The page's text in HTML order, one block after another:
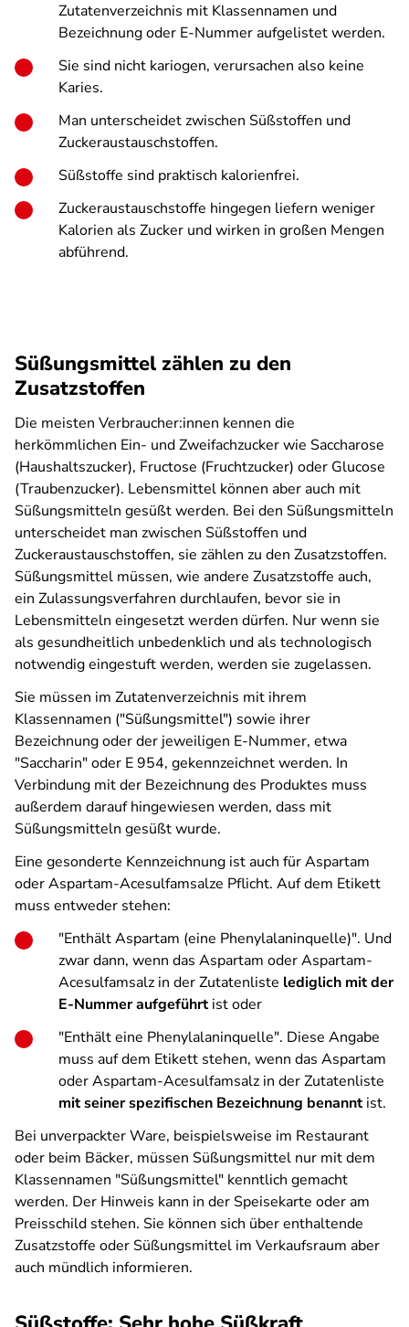
Zutatenverzeichnis mit Klassennamen und
Bezeichnung oder E-Nummer aufgelistet werden.
Sie sind nicht kariogen, verursachen also keine
Karies.
Man unterscheidet zwischen Süßstoffen und
Zuckeraustauschstoffen.
Süßstoffe sind praktisch kalorienfrei.
Zuckeraustauschstoffe hingegen liefern weniger
Kalorien als Zucker und wirken in großen Mengen
abführend.
Süßungsmittel zählen zu den
Zusatzstoffen
Die meisten Verbraucher:innen kennen die
herkömmlichen Ein- und Zweifachzucker wie Saccharose
(Haushaltszucker), Fructose (Fruchtzucker) oder Glucose
(Traubenzucker). Lebensmittel können aber auch mit
Süßungsmitteln gesüßt werden. Bei den Süßungsmitteln
unterscheidet man zwischen Süßstoffen und
Zuckeraustauschstoffen, sie zählen zu den Zusatzstoffen.
Süßungsmittel müssen, wie andere Zusatzstoffe auch,
ein Zulassungsverfahren durchlaufen, bevor sie in
Lebensmitteln eingesetzt werden dürfen. Nur wenn sie
als gesundheitlich unbedenklich und als technologisch
notwendig eingestuft werden, werden sie zugelassen.
Sie müssen im Zutatenverzeichnis mit ihrem
Klassennamen ("Süßungsmittel") sowie ihrer
Bezeichnung oder der jeweiligen E-Nummer, etwa
"Saccharin" oder E 954, gekennzeichnet werden. In
Verbindung mit der Bezeichnung des Produktes muss
außerdem darauf hingewiesen werden, dass mit
Süßungsmitteln gesüßt wurde.
Eine gesonderte Kennzeichnung ist auch für Aspartam
oder Aspartam-Acesulfamsalze Pflicht. Auf dem Etikett
muss entweder stehen:
"Enthält Aspartam (eine Phenylalaninquelle)". Und
zwar dann, wenn das Aspartam oder Aspartam-
Acesulfamsalz in der Zutatenliste lediglich mit der
E-Nummer aufgeführtist oder
"Enthält eine Phenylalaninquelle". Diese Angabe
muss auf dem Etikett stehen, wenn das Aspartam
oder Aspartam-Acesulfamsalz in der Zutatenliste
mit seiner spezifischen Bezeichnung benanntist.
Bei unverpackter Ware, beispielsweise im Restaurant
oder beim Bäcker, müssen Süßungsmittel nur mit dem
Klassennamen "Süßungsmittel" kenntlich gemacht
werden. Der Hinweis kann in der Speisekarte oder am
Preisschild stehen. Sie können sich über enthaltende
Zusatzstoffe oder Süßungsmittel im Verkaufsraum aber
auch mündlich informieren.